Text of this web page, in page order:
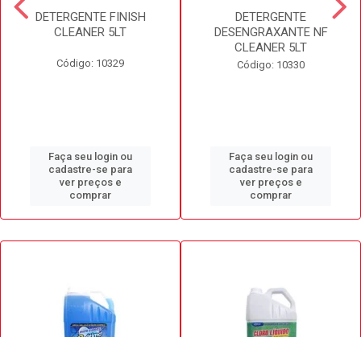
DETERGENTE FINISH
CLEANER 5LT
Código: 10329
Faça seu login ou
cadastre-se para
ver preços e
comprar
DETERGENTE
DESENGRAXANTE NF
CLEANER 5LT
Código: 10330
Faça seu login ou
cadastre-se para
ver preços e
comprar